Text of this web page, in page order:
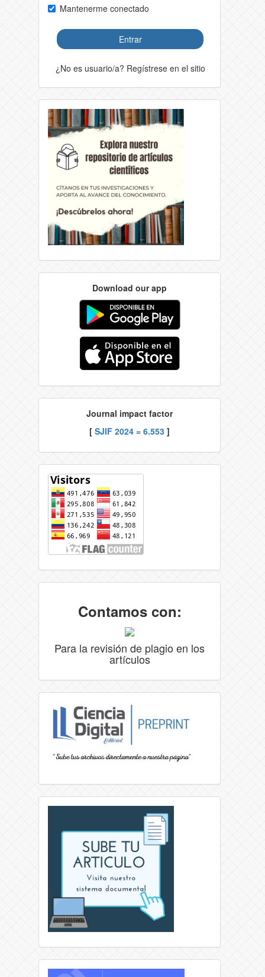
Mantenerme conectado
Entrar
¿No es usuario/a? Regístrese en el sitio
Download our app
Journal impact factor
[ SJIF 2024 = 6.553 ]
Contamos con:
Para la revisión de plagio en los
artículos